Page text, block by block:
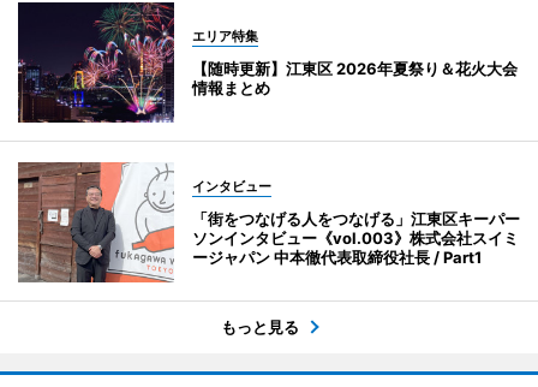
エリア特集
【随時更新】江東区 2026年夏祭り＆花火大会
情報まとめ
インタビュー
「街をつなげる人をつなげる」江東区キーパー
ソンインタビュー《vol.003》株式会社スイミ
ージャパン 中本徹代表取締役社長 / Part1
もっと見る